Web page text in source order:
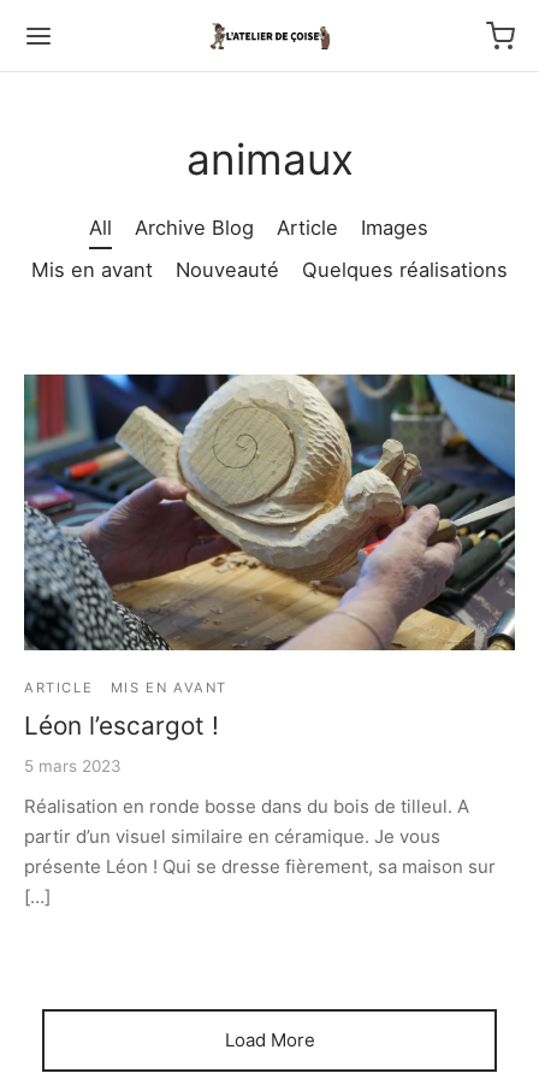
animaux
All Archive Blog Article
Images
Mis en avant
Nouveauté Quelques réalisations
ARTICLE MIS EN AVANT
Léon l’escargot !
5 mars 2023
Réalisation en ronde bosse dans du bois de tilleul. A
partir d’un visuel similaire en céramique. Je vous
présente Léon ! Qui se dresse fièrement, sa maison sur
[…]
Load More
au couteau
haut relief
bosse